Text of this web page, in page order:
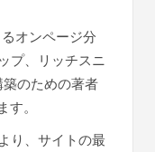
オンページ分
プ、リッチスニ
のための著者
。
り、サイトの最